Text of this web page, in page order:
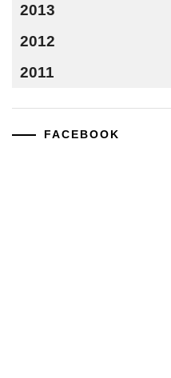
2013
2012
2011
FACEBOOK